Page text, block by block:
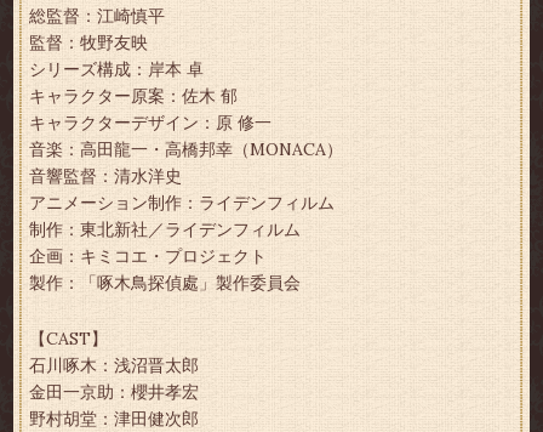
総監督：江崎慎平
監督：牧野友映
シリーズ構成：岸本 卓
キャラクター原案：佐木 郁
キャラクターデザイン：原 修一
音楽：高田龍一・高橋邦幸（MONACA）
音響監督：清水洋史
アニメーション制作：ライデンフィルム
制作：東北新社／ライデンフィルム
企画：キミコエ・プロジェクト
製作：「啄木鳥探偵處」製作委員会
【CAST】
石川啄木：浅沼晋太郎
金田一京助：櫻井孝宏
野村胡堂：津田健次郎